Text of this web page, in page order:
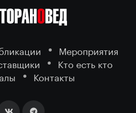
Мероприятия
Кто есть кто
Контакты